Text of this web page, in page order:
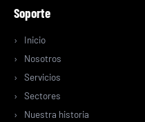
Soporte
Inicio
Nosotros
Servicios
Sectores
Nuestra historia